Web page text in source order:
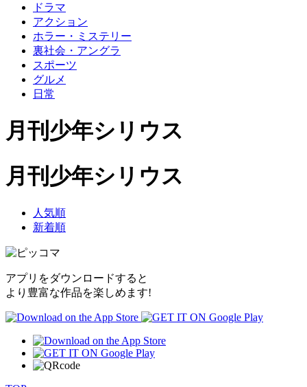
ドラマ
アクション
ホラー・ミステリー
裏社会・アングラ
スポーツ
グルメ
日常
月刊少年シリウス
月刊少年シリウス
人気順
新着順
アプリをダウンロードすると
より豊富な作品を楽しめます!